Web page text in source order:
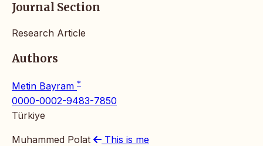
Journal Section
Research Article
Authors
Metin Bayram *
0000-0002-9483-7850
Türkiye
Muhammed Polat
This is me